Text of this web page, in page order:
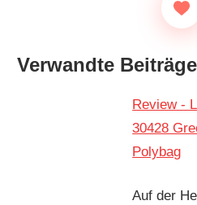
Verwandte Beiträge
Review -
30428
Polybag
Auf der